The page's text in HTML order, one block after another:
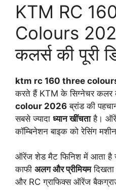
KTM RC
Colours
कलर्स की पूरी
ktm rc 160 three
करते हैं KTM के सिग्नेचर कलर
colour 2026 ब्रांड की
सबसे ज्यादा ध्यान खींचताहै।
कॉम्बिनेशन बाइक को रेसिंग
ऑरेंज शेड मैट फिनिश में आता है
काफी अलग और प्रीमियमदिखता
और RC ग्राफिक्स ऑरेंज